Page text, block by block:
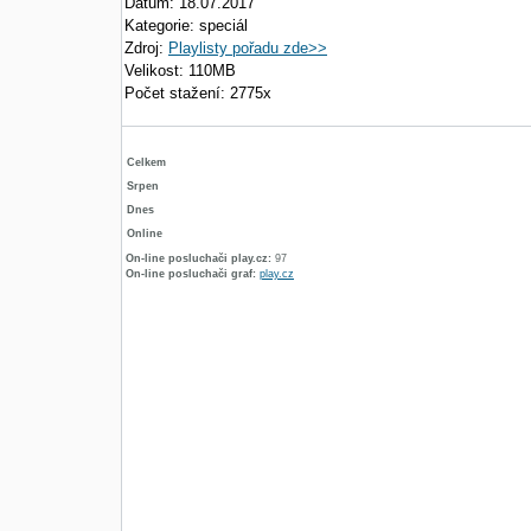
Kategorie: speciál
Zdroj: Playlisty pořadu zde>>
Velikost: 110MB
Počet stažení: 2775x
Celkem
Srpen
Dnes
Online
On-line posluchači play.cz: 97
On-line posluchači graf: play.cz